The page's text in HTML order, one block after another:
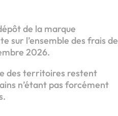
de la marque
sur l’ensemble des frais de
2026.
des territoires restent
n’étant pas forcément